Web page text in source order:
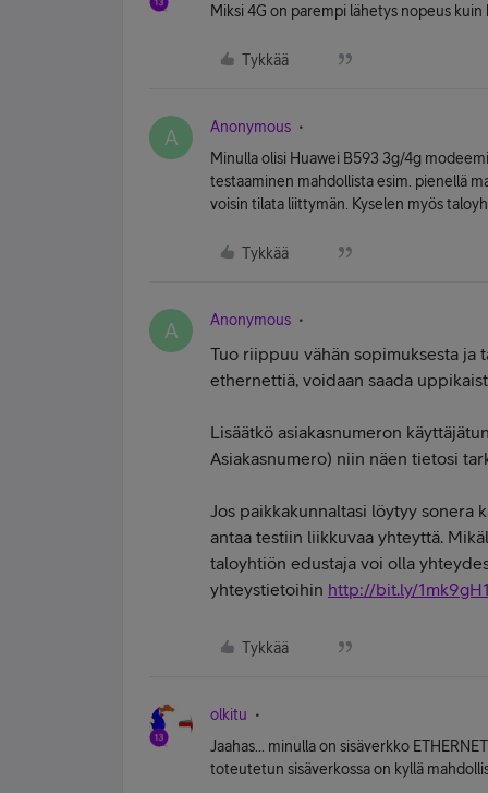
Miksi 4G on parempi lähetys nopeus kuin
Tykkää
A Anonymous
Minulla olisi Huawei B593 3g/4g
testaaminen mahdollista esim. pienellä
voisin tilata liittymän. Kyselen myös
Tykkää
A Anonymous
Tuo riippuu vähän sopimuksesta ja
ethernettiä, voidaan saada
Lisäätkö asiakasnumeron
Asiakasnumero) niin näen tietosi
Jos paikkakunnaltasi löytyy sonera
antaa testiin liikkuvaa yhteyttä.
taloyhtiön edustaja voi olla
yhteystietoihin http://bit.ly/1mk9gH1
Tykkää
olkitu
Jaahas... minulla on sisäverkko
toteutetun sisäverkossa on kyllä